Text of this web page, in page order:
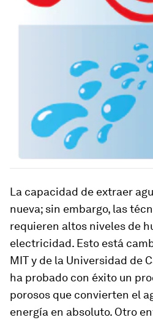
La capacidad de extraer
nueva; sin embargo, las
requieren altos niveles de
electricidad. Esto está
MIT y de la Universidad de
ha probado con éxito un
porosos que convierten el
energía en absoluto. Otro